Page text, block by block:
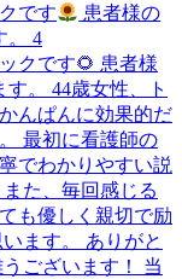
です
患者様の
。 4